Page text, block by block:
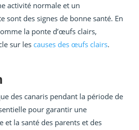
activité normale et un
sont des signes de bonne santé. En
la ponte d’œufs clairs,
sur les causes des œufs clairs.
des canaris pendant la période de
pour garantir une
et la santé des parents et des